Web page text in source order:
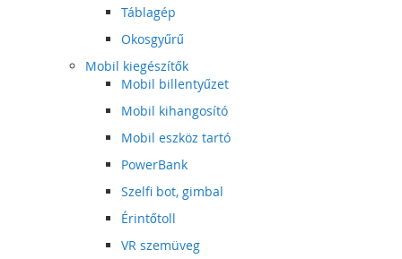
Táblagép
Okosgyűrű
Mobil kiegészítők
Mobil billentyűzet
Mobil kihangosító
Mobil eszköz tartó
PowerBank
Szelfi bot, gimbal
Érintőtoll
VR szemüveg